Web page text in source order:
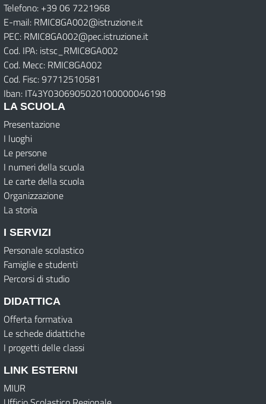
Telefono: +39 06 7221968
E-mail: RMIC8GA002@istruzione.it
PEC: RMIC8GA002@pec.istruzione.it
Cod. IPA: istsc_RMIC8GA002
Cod. Mecc: RMIC8GA002
Cod. Fisc: 97712510581
Iban: IT43Y0306905020100000046198
LA SCUOLA
Presentazione
I luoghi
Le persone
I numeri della scuola
Le carte della scuola
Organizzazione
La storia
I SERVIZI
Personale scolastico
Famiglie e studenti
Percorsi di studio
DIDATTICA
Offerta formativa
Le schede didattiche
I progetti delle classi
LINK ESTERNI
MIUR